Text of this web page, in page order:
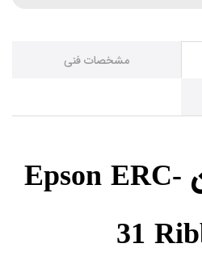
مشخصات فنی
ریبون اپسون Epson ERC-
31